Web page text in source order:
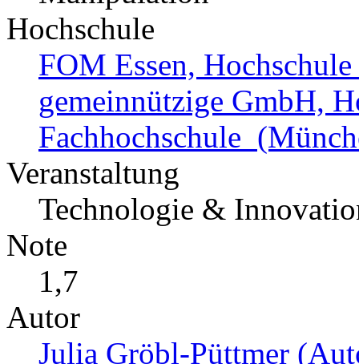
Hochschule
FOM Essen,
gemeinnützige GmbH,
Fachhochschule
Veranstaltung
Technologie &
Note
1,7
Autor
Julia Gröbl-Püttmer